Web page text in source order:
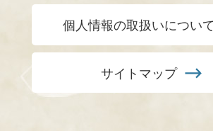
個人情報の取扱いについて
サイトマップ